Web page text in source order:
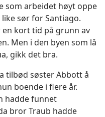
som arbeidet høyt oppe
sør for Santiago.
kort tid på grunn av
Men i den byen som lå
gikk det bra.
tilbød søster Abbott å
boende i flere år.
hadde funnet
bror Traub hadde